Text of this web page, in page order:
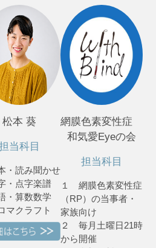
松本 葵
当科目
・読み聞かせ
・点字楽譜
・算数数学
マクラフト
網膜色素変性症
和気愛Eyeの会
担当科目
１ 網膜色素変性症
（RP）の当事者・
家族向け
２ 毎月土曜日21時
から開催